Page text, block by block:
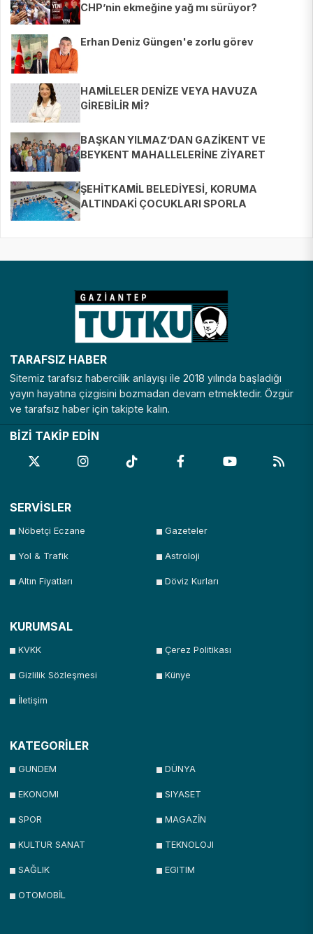
CHP’nin ekmeğine yağ mı sürüyor?
Erhan Deniz Güngen'e zorlu görev
HAMİLELER DENİZE VEYA HAVUZA
GİREBİLİR Mİ?
BAŞKAN YILMAZ’DAN GAZİKENT VE
BEYKENT MAHALLELERİNE ZİYARET
ŞEHİTKAMİL BELEDİYESİ, KORUMA
ALTINDAKİ ÇOCUKLARI SPORLA
TARAFSIZ HABER
Sitemiz tarafsız habercilik anlayışı ile 2018 yılında başladığı
yayın hayatına çizgisini bozmadan devam etmektedir. Özgür
ve tarafsız haber için takipte kalın.
BİZİ TAKİP EDİN
SERVİSLER
Nöbetçi Eczane Gazeteler
Yol & Trafik Astroloji
Altın Fiyatları Döviz Kurları
KURUMSAL
KVKK Çerez Politikası
Gizlilik Sözleşmesi Künye
İletişim
KATEGORİLER
GUNDEM DÜNYA
EKONOMI SIYASET
SPOR MAGAZİN
KULTUR SANAT TEKNOLOJI
SAĞLIK EGITIM
OTOMOBİL